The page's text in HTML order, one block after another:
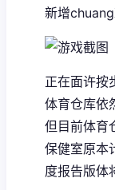
新增
正在面许按
体育仓库依
但目前体育
保健室原本
度报告版体